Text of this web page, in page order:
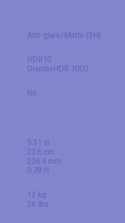
Anti-glare/Matte (3H)
HDR10
DisplayHDR 1000
No
9.31 in
23.6 cm
236.4 mm
0.78 ft
12 kg
26 lbs